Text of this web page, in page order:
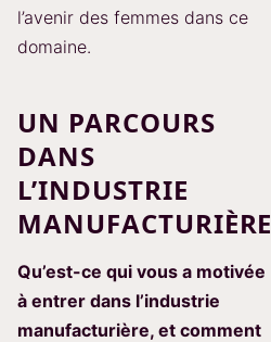
l’avenir des femmes dans ce
domaine.
UN PARCOURS
DANS
L’INDUSTRIE
MANUFACTURIÈRE
Qu’est-ce qui vous a motivée
à entrer dans l’industrie
manufacturière, et comment